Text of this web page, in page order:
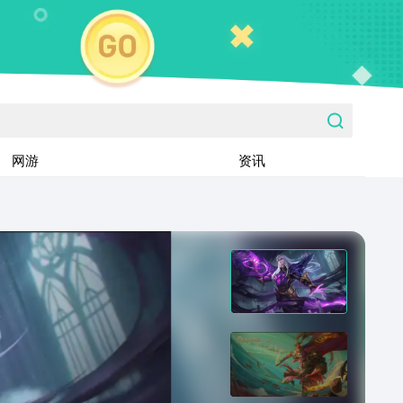
网游 资讯